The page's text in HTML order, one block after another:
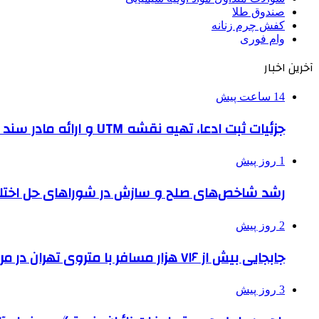
صندوق طلا
کفش چرم زنانه
وام فوری
آخرین اخبار
14 ساعت پیش
جزئیات ثبت ادعا، تهیه نقشه UTM و ارائه مادر سند اعلام شد
1 روز پیش
رشد شاخص‌های صلح و سازش در شوراهای حل
2 روز پیش
جابجایی بیش از ۷۱۶ هزار مسافر با متروی تهران در مراسم جاماندگان اربعین
3 روز پیش